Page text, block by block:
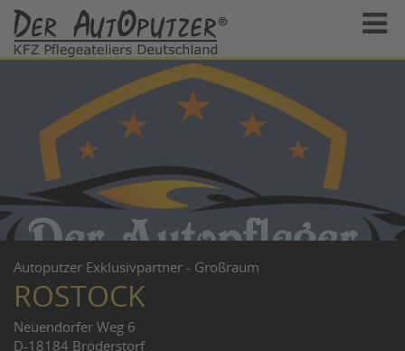
Autoputzer Exklusivpartner - Großraum
ROSTOCK
Neuendorfer Weg 6
D-18184 Broderstorf